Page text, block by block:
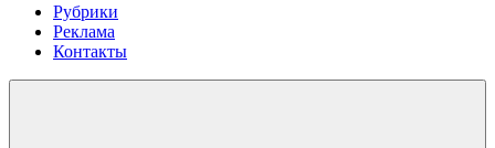
Рубрики
Реклама
Контакты